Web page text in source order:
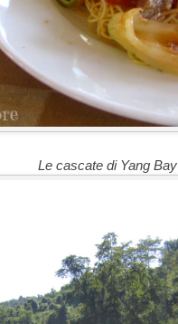
Le cascate di Yang Bay